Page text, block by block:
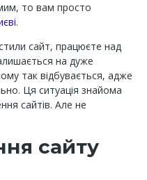
то вам просто
.
сайт, працюєте над
на дуже
так відбувається, адже
Ця ситуація знайома
сайтів. Але не
сайту